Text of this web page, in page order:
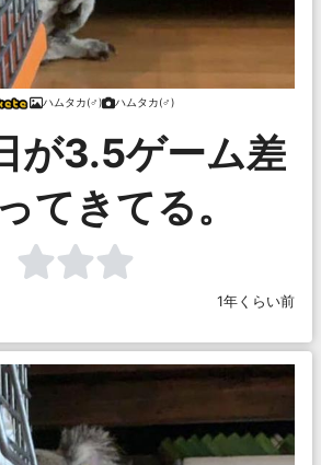
ハムタカ(♂) ハムタカ(♂)
が3.5ゲーム差
てきてる。
1年くらい前